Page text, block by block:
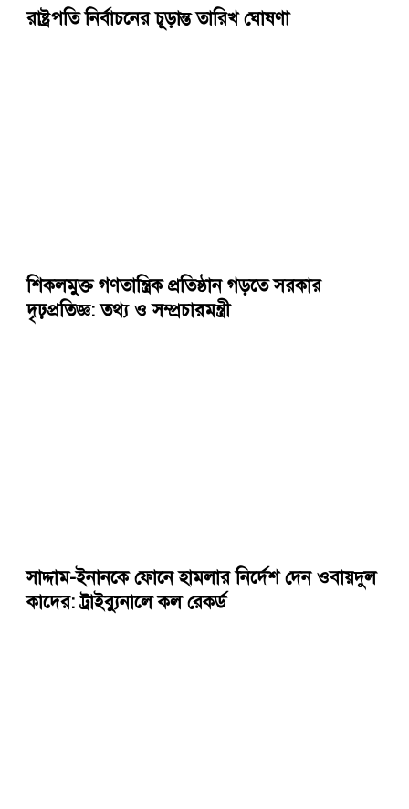
রাষ্ট্রপতি নির্বাচনের চূড়ান্ত তারিখ ঘোষণা
শিকলমুক্ত গণতান্ত্রিক প্রতিষ্ঠান গড়তে সরকার
দৃঢ়প্রতিজ্ঞ: তথ্য ও সম্প্রচারমন্ত্রী
সাদ্দাম-ইনানকে ফোনে হামলার নির্দেশ দেন ওবায়দুল
কাদের: ট্রাইব্যুনালে কল রেকর্ড